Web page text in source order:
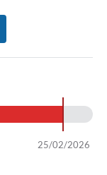
25/02/2026